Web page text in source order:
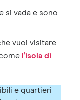
si vada e sono
vuoi visitare
l’isola di
e quartieri